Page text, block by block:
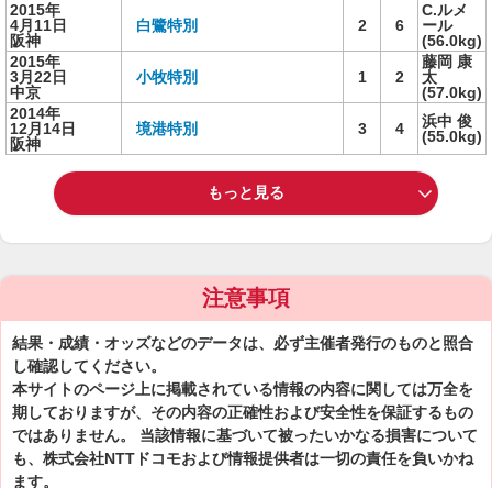
2015年
4月11日
阪神
白鷺特別 2 6
C.ルメ
ール
(56.0kg)
2015年
3月22日
中京
小牧特別 1 2
藤岡 康
太
(57.0kg)
2014年
12月14日
阪神
境港特別 3 4
浜中 俊
(55.0kg)
もっと見る
注意事項
結果・成績・オッズなどのデータは、必ず主催者発行のものと照合
し確認してください。
本サイトのページ上に掲載されている情報の内容に関しては万全を
期しておりますが、その内容の正確性および安全性を保証するもの
ではありません。 当該情報に基づいて被ったいかなる損害について
も、株式会社NTTドコモおよび情報提供者は一切の責任を負いかね
ます。